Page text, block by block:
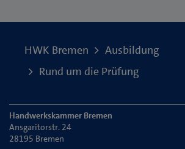
HWK Bremen
Ausbildung
Rund um die Prüfung
Handwerkskammer Bremen
Ansgaritorstr. 24
28195 Bremen